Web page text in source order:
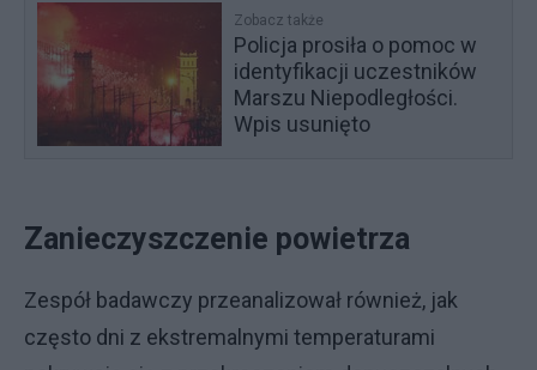
Zobacz także
Policja prosiła o pomoc w
identyfikacji uczestników
Marszu Niepodległości.
Wpis usunięto
Zanieczyszczenie powietrza
Zespół badawczy przeanalizował również, jak
często dni z ekstremalnymi temperaturami